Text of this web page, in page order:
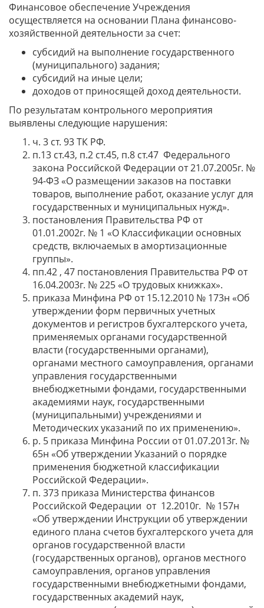
Финансовое обеспечение Учреждения
осуществляется на основании Плана финансово-
хозяйственной деятельности за счет:
субсидий на выполнение государственного
(муниципального) задания;
субсидий на иные цели;
доходов от приносящей доход деятельности.
По результатам контрольного мероприятия
выявлены следующие нарушения:
ч. 3 ст. 93 ТК РФ.
п.13 ст.43, п.2 ст.45, п.8 ст.47 Федерального
закона Российской Федерации от 21.07.2005г. №
94-ФЗ «О размещении заказов на поставки
товаров, выполнение работ, оказание услуг для
государственных и муниципальных нужд».
постановления Правительства РФ от
01.01.2002г. № 1 «О Классификации основных
средств, включаемых в амортизационные
группы».
пп.42 , 47 постановления Правительства РФ от
16.04.2003г. № 225 «О трудовых книжках».
приказа Минфина РФ от 15.12.2010 № 173н «Об
утверждении форм первичных учетных
документов и регистров бухгалтерского учета,
применяемых органами государственной
власти (государственными органами),
органами местного самоуправления, органами
управления государственными
внебюджетными фондами, государственными
академиями наук, государственными
(муниципальными) учреждениями и
Методических указаний по их применению».
р. 5 приказа Минфина России от 01.07.2013г. №
65н «Об утверждении Указаний о порядке
применения бюджетной классификации
Российской Федерации».
п. 373 приказа Министерства финансов
Российской Федерации от 12.2010г. № 157н
«Об утверждении Инструкции об утверждении
единого плана счетов бухгалтерского учета для
органов государственной власти
(государственных органов), органов местного
самоуправления, органов управления
государственными внебюджетными фондами,
государственных академий наук,